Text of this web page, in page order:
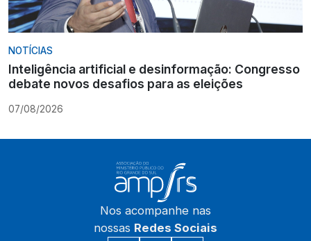
NOTÍCIAS
Inteligência artificial e desinformação: Congresso
debate novos desafios para as eleições
07/08/2026
Nos acompanhe nas
nossas Redes Sociais